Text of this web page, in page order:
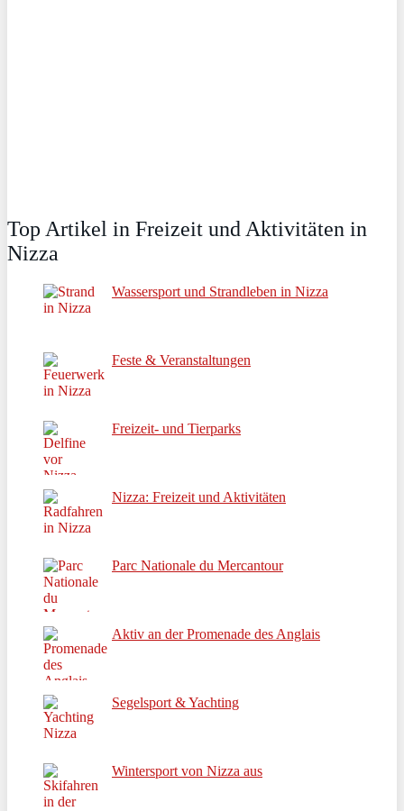
Top Artikel in Freizeit und Aktivitäten in
Nizza
Wassersport und Strandleben in Nizza
Feste & Veranstaltungen
Freizeit- und Tierparks
Nizza: Freizeit und Aktivitäten
Parc Nationale du Mercantour
Aktiv an der Promenade des Anglais
Segelsport & Yachting
Wintersport von Nizza aus